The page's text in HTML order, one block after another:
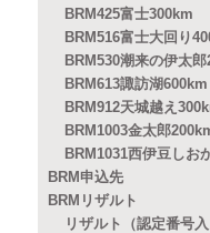
BRM425富士300km
BRM516富士大回り
BRM530潮来の伊太
BRM613諏訪湖600km
BRM912天城越え
BRM1003金太郎
BRM1031西伊豆しお
BRM申込先
BRMリザルト
リザルト（認定番号入